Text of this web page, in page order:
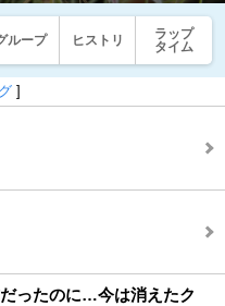
ループ ヒストリ
ラップ
タイム
]
だったのに…今は消えたク